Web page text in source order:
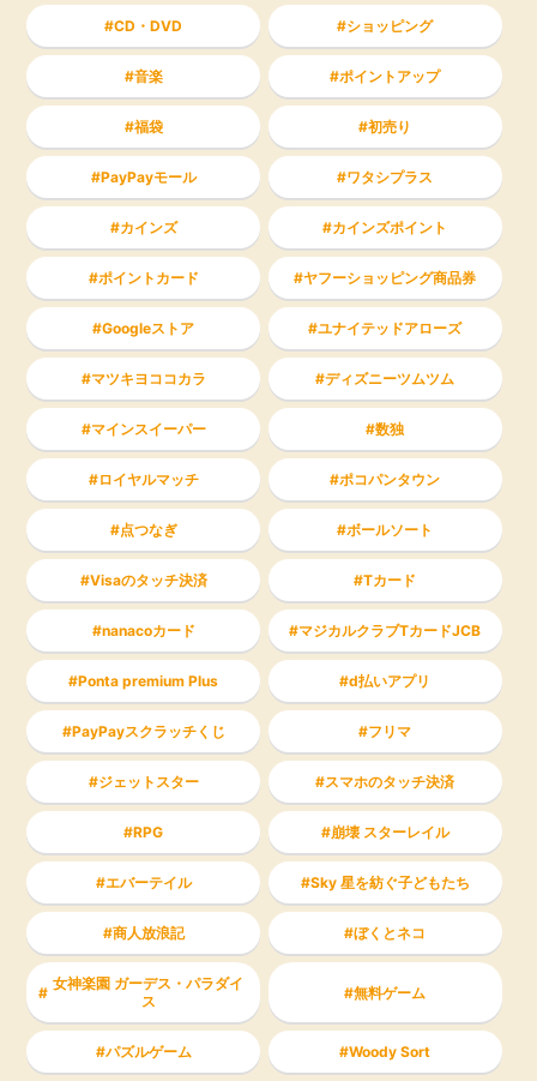
CD・DVD ショッピング
音楽 ポイントアップ
福袋 初売り
PayPayモール ワタシプラス
カインズ カインズポイント
ポイントカード ヤフーショッピング商品券
Googleストア ユナイテッドアローズ
マツキヨココカラ ディズニーツムツム
マインスイーパー 数独
ロイヤルマッチ ポコパンタウン
点つなぎ ボールソート
Visaのタッチ決済 Tカード
nanacoカード マジカルクラブTカードJCB
Ponta premium Plus d払いアプリ
PayPayスクラッチくじ フリマ
ジェットスター スマホのタッチ決済
RPG 崩壊 スターレイル
エバーテイル Sky 星を紡ぐ子どもたち
商人放浪記 ぼくとネコ
女神楽園 ガーデス・パラダイ
ス
無料ゲーム
パズルゲーム Woody Sort